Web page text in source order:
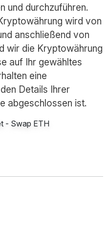
und durchzuführen.
wird von
anschließend von
wir die Kryptowährung
auf Ihr gewähltes
eine
Details Ihrer
abgeschlossen ist.